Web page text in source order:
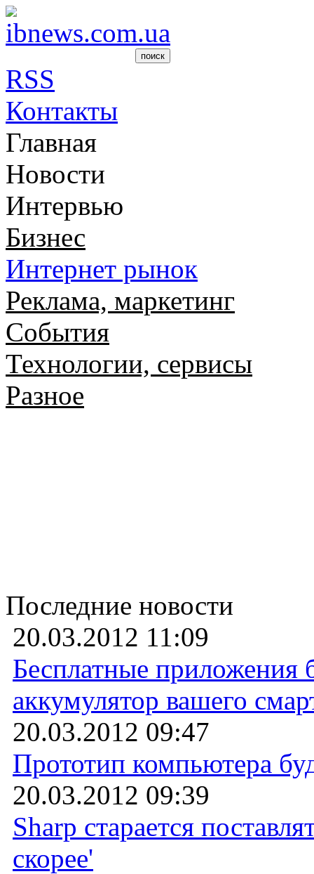
RSS
Контакты
Главная
Новости
Интервью
Бизнес
Интернет рынок
Реклама, маркетинг
События
Технологии, сервисы
Разное
Последние новости
20.03.2012 11:09
Бесплатные приложения
аккумулятор вашего
20.03.2012 09:47
Прототип компьютера
20.03.2012 09:39
Sharp старается
скорее'